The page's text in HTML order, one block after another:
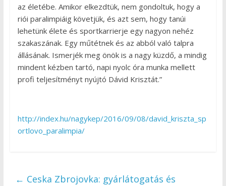
az életébe. Amikor elkezdtük, nem gondoltuk, hogy a
riói paralimpiáig követjük, és azt sem, hogy tanúi
lehetünk élete és sportkarrierje egy nagyon nehéz
szakaszának. Egy műtétnek és az abból való talpra
állásának. Ismerjék meg önök is a nagy küzdő, a mindig
mindent kézben tartó, napi nyolc óra munka mellett
profi teljesítményt nyújtó Dávid Krisztát.”
http://index.hu/nagykep/2016/09/08/david_kriszta_sp
ortlovo_paralimpia/
← Ceska Zbrojovka: gyárlátogatás és